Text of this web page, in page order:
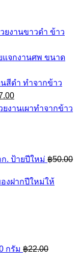
ยงานขาวดำ ข้าว
แจกงานศพ ขนาด
สีดำ ทำจากข้าว
Current
price
is:
งานเผาทำจากข้าว
. ป้ายปีใหม่ ฿50.00
งฝากปีใหม่ให้
กรัม ฿22.00